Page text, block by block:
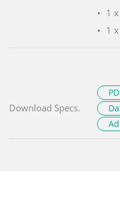
1
1
Download Specs.